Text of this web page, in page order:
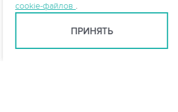
cookie-файлов .
ПРИНЯТЬ